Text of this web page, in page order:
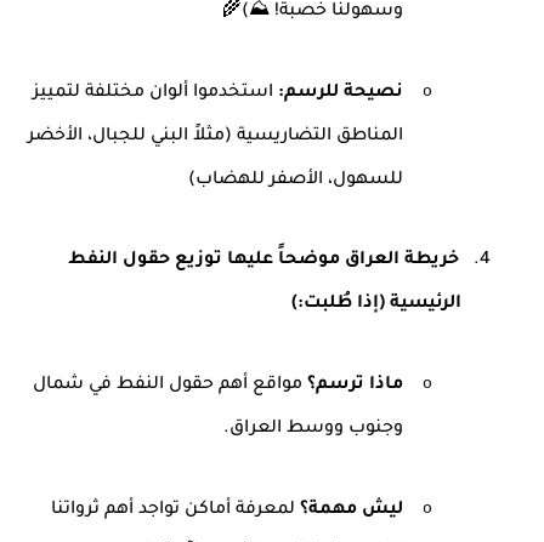
وسهولنا خصبة! ⛰️🌾(
o نصيحة للرسم: استخدموا ألوان مختلفة لتمييز
المناطق التضاريسية (مثلاً البني للجبال، الأخضر
للسهول، الأصفر للهضاب(
4. خريطة العراق موضحاً عليها توزيع حقول النفط
الرئيسية (إذا طُلبت(:
o ماذا ترسم؟ مواقع أهم حقول النفط في شمال
وجنوب ووسط العراق.
o ليش مهمة؟ لمعرفة أماكن تواجد أهم ثرواتنا